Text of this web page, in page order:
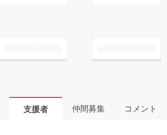
支援者 仲間募集 コメント